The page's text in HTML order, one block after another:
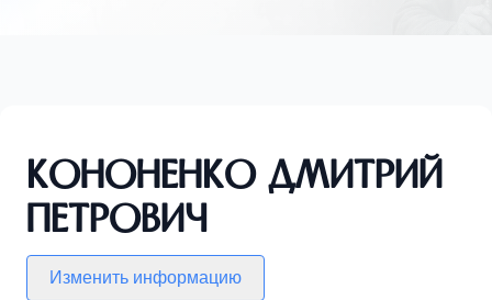
Кононенко Дмитрий
Петрович
Изменить информацию